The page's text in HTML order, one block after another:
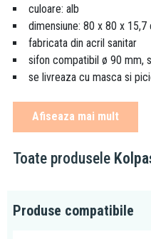
culoare: alb
dimensiune: 80 x 80 x
fabricata din acril sanitar
sifon compatibil ø 90 mm,
se livreaza cu masca si
Este compatibila cu cabinele
Afiseaza mai mult
Toate produsele
Produse compatibile